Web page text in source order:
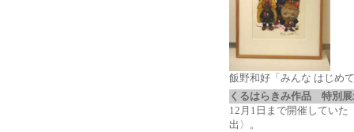
飯野和好「みんな はじめ
くるはらきみ作品 特別
12月1日まで開催していた
出〉。